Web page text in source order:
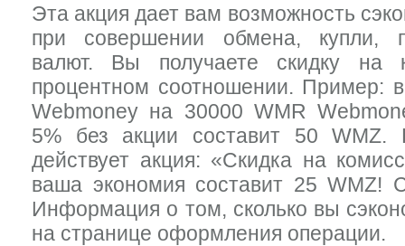
Эта акция дает вам возможность
при совершении обмена, купли,
валют. Вы получаете скидку на
процентном соотношении. Пример:
Webmoney на 30000 WMR
5% без акции составит 50
действует акция: «Скидка на
ваша экономия составит 25 WMZ!
Информация о том, сколько вы
на странице оформления операции.